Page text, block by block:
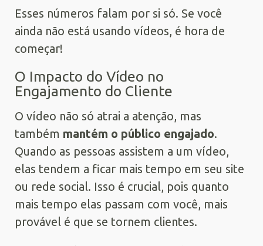
Esses números falam por si só. Se você
ainda não está usando vídeos, é hora de
começar!
O Impacto do Vídeo no
Engajamento do Cliente
O vídeo não só atrai a atenção, mas
também mantém o público engajado.
Quando as pessoas assistem a um vídeo,
elas tendem a ficar mais tempo em seu site
ou rede social. Isso é crucial, pois quanto
mais tempo elas passam com você, mais
provável é que se tornem clientes.